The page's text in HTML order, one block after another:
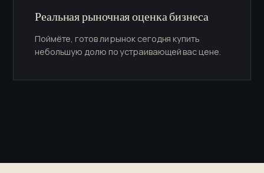
Реальная рыночная оценка бизнеса
Поймёте, готов ли рынок сегодня купить
небольшую долю по устраивающей вас цене.